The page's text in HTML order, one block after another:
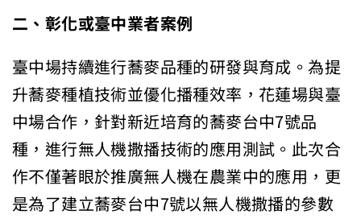
二、彰化或臺中業者案例
臺中場持續進行蕎麥品種的研發與育成。為提
升蕎麥種植技術並優化播種效率，花蓮場與臺
中場合作，針對新近培育的蕎麥台中7號品
種，進行無人機撒播技術的應用測試。此次合
作不僅著眼於推廣無人機在農業中的應用，更
是為了建立蕎麥台中7號以無人機撒播的參數